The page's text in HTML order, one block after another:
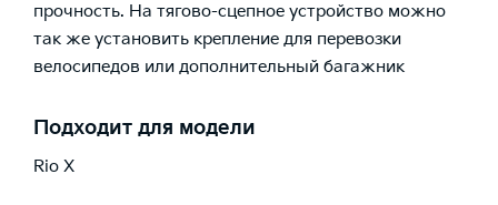
прочность. На тягово-сцепное устройство можно
так же установить крепление для перевозки
велосипедов или дополнительный багажник
Подходит для модели
Rio X